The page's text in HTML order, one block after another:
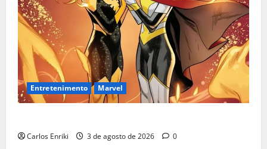
Entretenimento Marvel
Carlos Enriki 3 de agosto de 2026 0